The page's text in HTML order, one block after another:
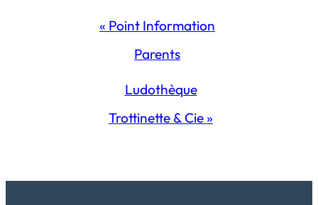
« Point Information
Parents
Ludothèque
Trottinette & Cie »